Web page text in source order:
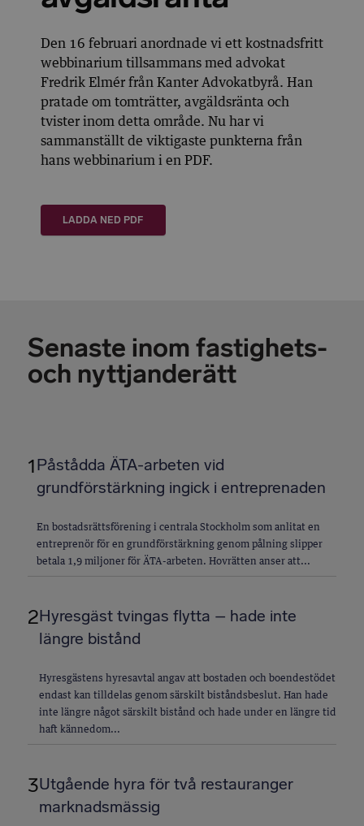
Den 16 februari anordnade vi ett kostnadsfritt
webbinarium tillsammans med advokat
Fredrik Elmér från Kanter Advokatbyrå. Han
pratade om tomträtter, avgäldsränta och
tvister inom detta område. Nu har vi
sammanställt de viktigaste punkterna från
hans webbinarium i en PDF.
LADDA NED PDF
Senaste inom fastighets-
och nyttjanderätt
1Påstådda ÄTA-arbeten vid
grundförstärkning ingick i entreprenaden
En bostadsrättsförening i centrala Stockholm som anlitat en
entreprenör för en grundförstärkning genom pålning slipper
betala 1,9 miljoner för ÄTA-arbeten. Hovrätten anser att...
2Hyresgäst tvingas flytta – hade inte
längre bistånd
Hyresgästens hyresavtal angav att bostaden och boendestödet
endast kan tilldelas genom särskilt biståndsbeslut. Han hade
inte längre något särskilt bistånd och hade under en längre tid
haft kännedom...
3Utgående hyra för två restauranger
marknadsmässig